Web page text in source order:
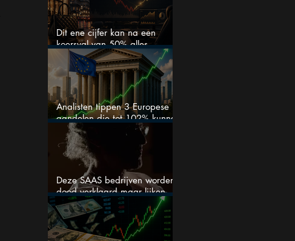
Dit ene cijfer kan na een
koersval van 50% alles
veranderen
Analisten tippen 3 Europese
aandelen die tot 102% kunnen
stijgen
Deze SAAS bedrijven worden
dood verklaard maar lijken
springlevend